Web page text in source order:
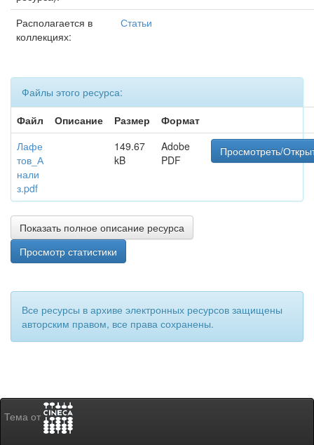
Располагается в
коллекциях:
Статьи
Файлы этого ресурса:
Файл
Описание Размер
Формат
Лафе
тов_А
нали
з.pdf
149.67
kB
Adobe
PDF
Просмотреть/
Показать полное описание ресурса
Просмотр статистики
Все ресурсы в архиве электронных ресурсов защищены
авторским правом, все права сохранены.
Тема от